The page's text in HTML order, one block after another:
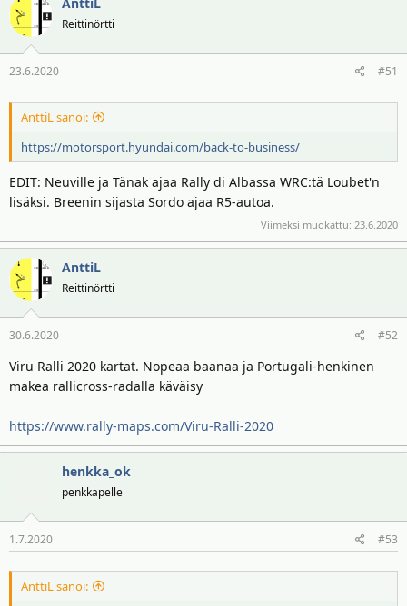
Reittinörtti
23.6.2020 #51
AnttiL sanoi:
https://motorsport.hyundai.com/back-to-business/
EDIT: Neuville ja Tänak ajaa Rally di Albassa WRC:tä Loubet'n
lisäksi. Breenin sijasta Sordo ajaa R5-autoa.
Viimeksi muokattu: 23.6.2020
AnttiL
Reittinörtti
30.6.2020 #52
Viru Ralli 2020 kartat. Nopeaa baanaa ja Portugali-henkinen
makea rallicross-radalla käväisy
https://www.rally-maps.com/Viru-Ralli-2020
henkka_ok
penkkapelle
1.7.2020 #53
AnttiL sanoi: